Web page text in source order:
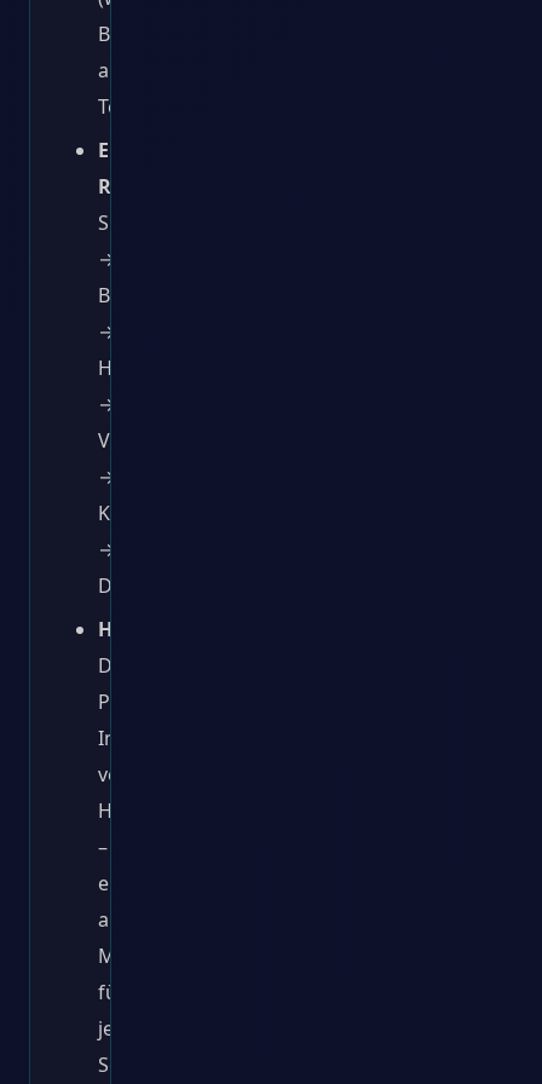
Betrieb,
angenehme
Temperaturen)
Empfohlene
Route:
Split
→
Brač
→
Hvar
→
Vis
→
Korčula
→
Dubrovnik
Highlight:
Die
Pakleni-
Inseln
vor
Hvar
–
ein
absolutes
Muss
für
jeden
Segler